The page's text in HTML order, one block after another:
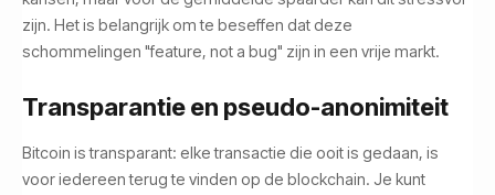
zijn. Het is belangrijk om te beseffen dat deze
schommelingen "feature, not a bug" zijn in een vrije markt.
Transparantie en pseudo-anonimiteit
Bitcoin is transparant: elke transactie die ooit is gedaan, is
voor iedereen terug te vinden op de blockchain. Je kunt